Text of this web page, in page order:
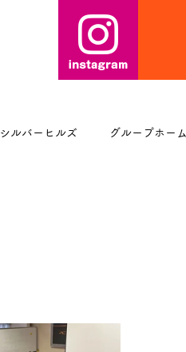
シルバーヒルズ グループホーム